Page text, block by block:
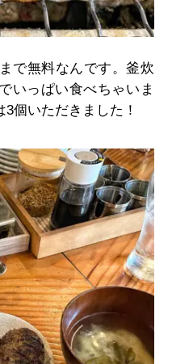
で無料なんです。釜炊
いっぱい食べちゃいま
3個いただきました！